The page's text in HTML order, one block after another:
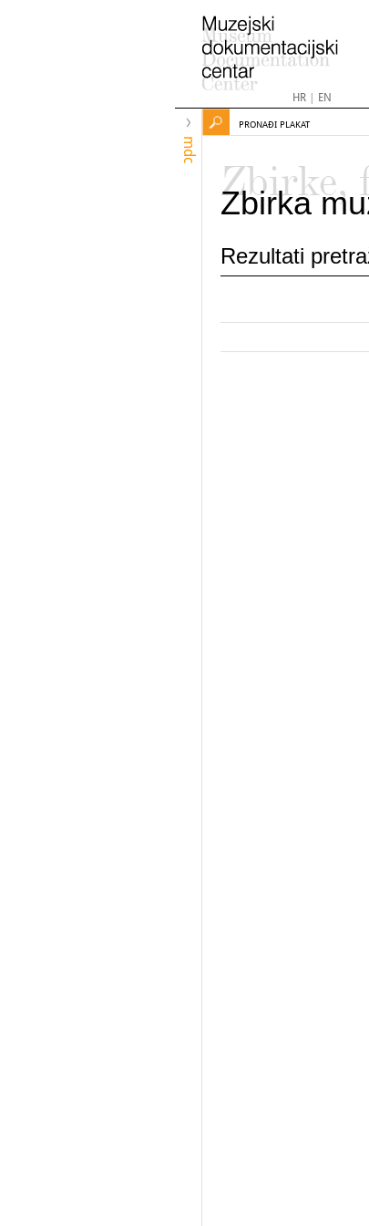
HR| EN
mdc
PRONAĐI PLAKAT
Zbirke,
Zbirka
Rezultati